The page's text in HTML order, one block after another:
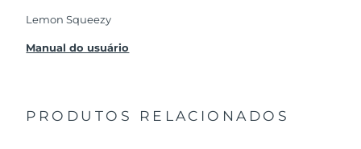
Lemon Squeezy
Manual do usuário
PRODUTOS RELACIONADOS